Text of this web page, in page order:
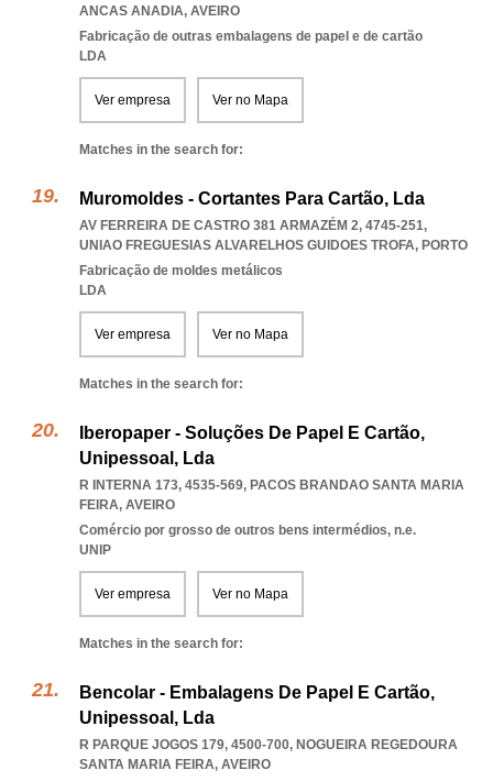
ANCAS ANADIA, AVEIRO
Fabricação de outras embalagens de papel e de cartão
LDA
Ver empresa Ver no Mapa
Matches in the search for:
Muromoldes - Cortantes Para Cartão, Lda
AV FERREIRA DE CASTRO 381 ARMAZÉM 2, 4745-251,
UNIAO FREGUESIAS ALVARELHOS GUIDOES TROFA, PORTO
Fabricação de moldes metálicos
LDA
Ver empresa Ver no Mapa
Matches in the search for:
Iberopaper - Soluções De Papel E Cartão,
Unipessoal, Lda
R INTERNA 173, 4535-569, PACOS BRANDAO SANTA MARIA
FEIRA, AVEIRO
Comércio por grosso de outros bens intermédios, n.e.
UNIP
Ver empresa Ver no Mapa
Matches in the search for:
Bencolar - Embalagens De Papel E Cartão,
Unipessoal, Lda
R PARQUE JOGOS 179, 4500-700, NOGUEIRA REGEDOURA
SANTA MARIA FEIRA, AVEIRO